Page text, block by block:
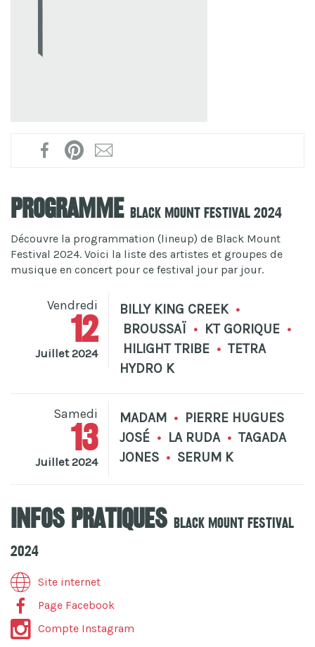
Programme Black Mount Festival 2024
Découvre la programmation (lineup) de Black Mount
Festival 2024. Voici la liste des artistes et groupes de
musique en concert pour ce festival jour par jour.
Vendredi
12
Juillet 2024
BILLY KING CREEK •
BROUSSAÏ • KT GORIQUE •
HILIGHT TRIBE • TETRA
HYDRO K
Samedi
13
Juillet 2024
MADAM • PIERRE HUGUES
JOSÉ • LA RUDA • TAGADA
JONES • SERUM K
Infos pratiques Black Mount Festival
2024
Site internet
Page Facebook
Compte Instagram